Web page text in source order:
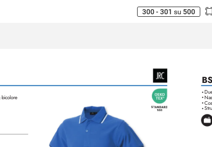
300 - 301 su 500
•
•
•
•